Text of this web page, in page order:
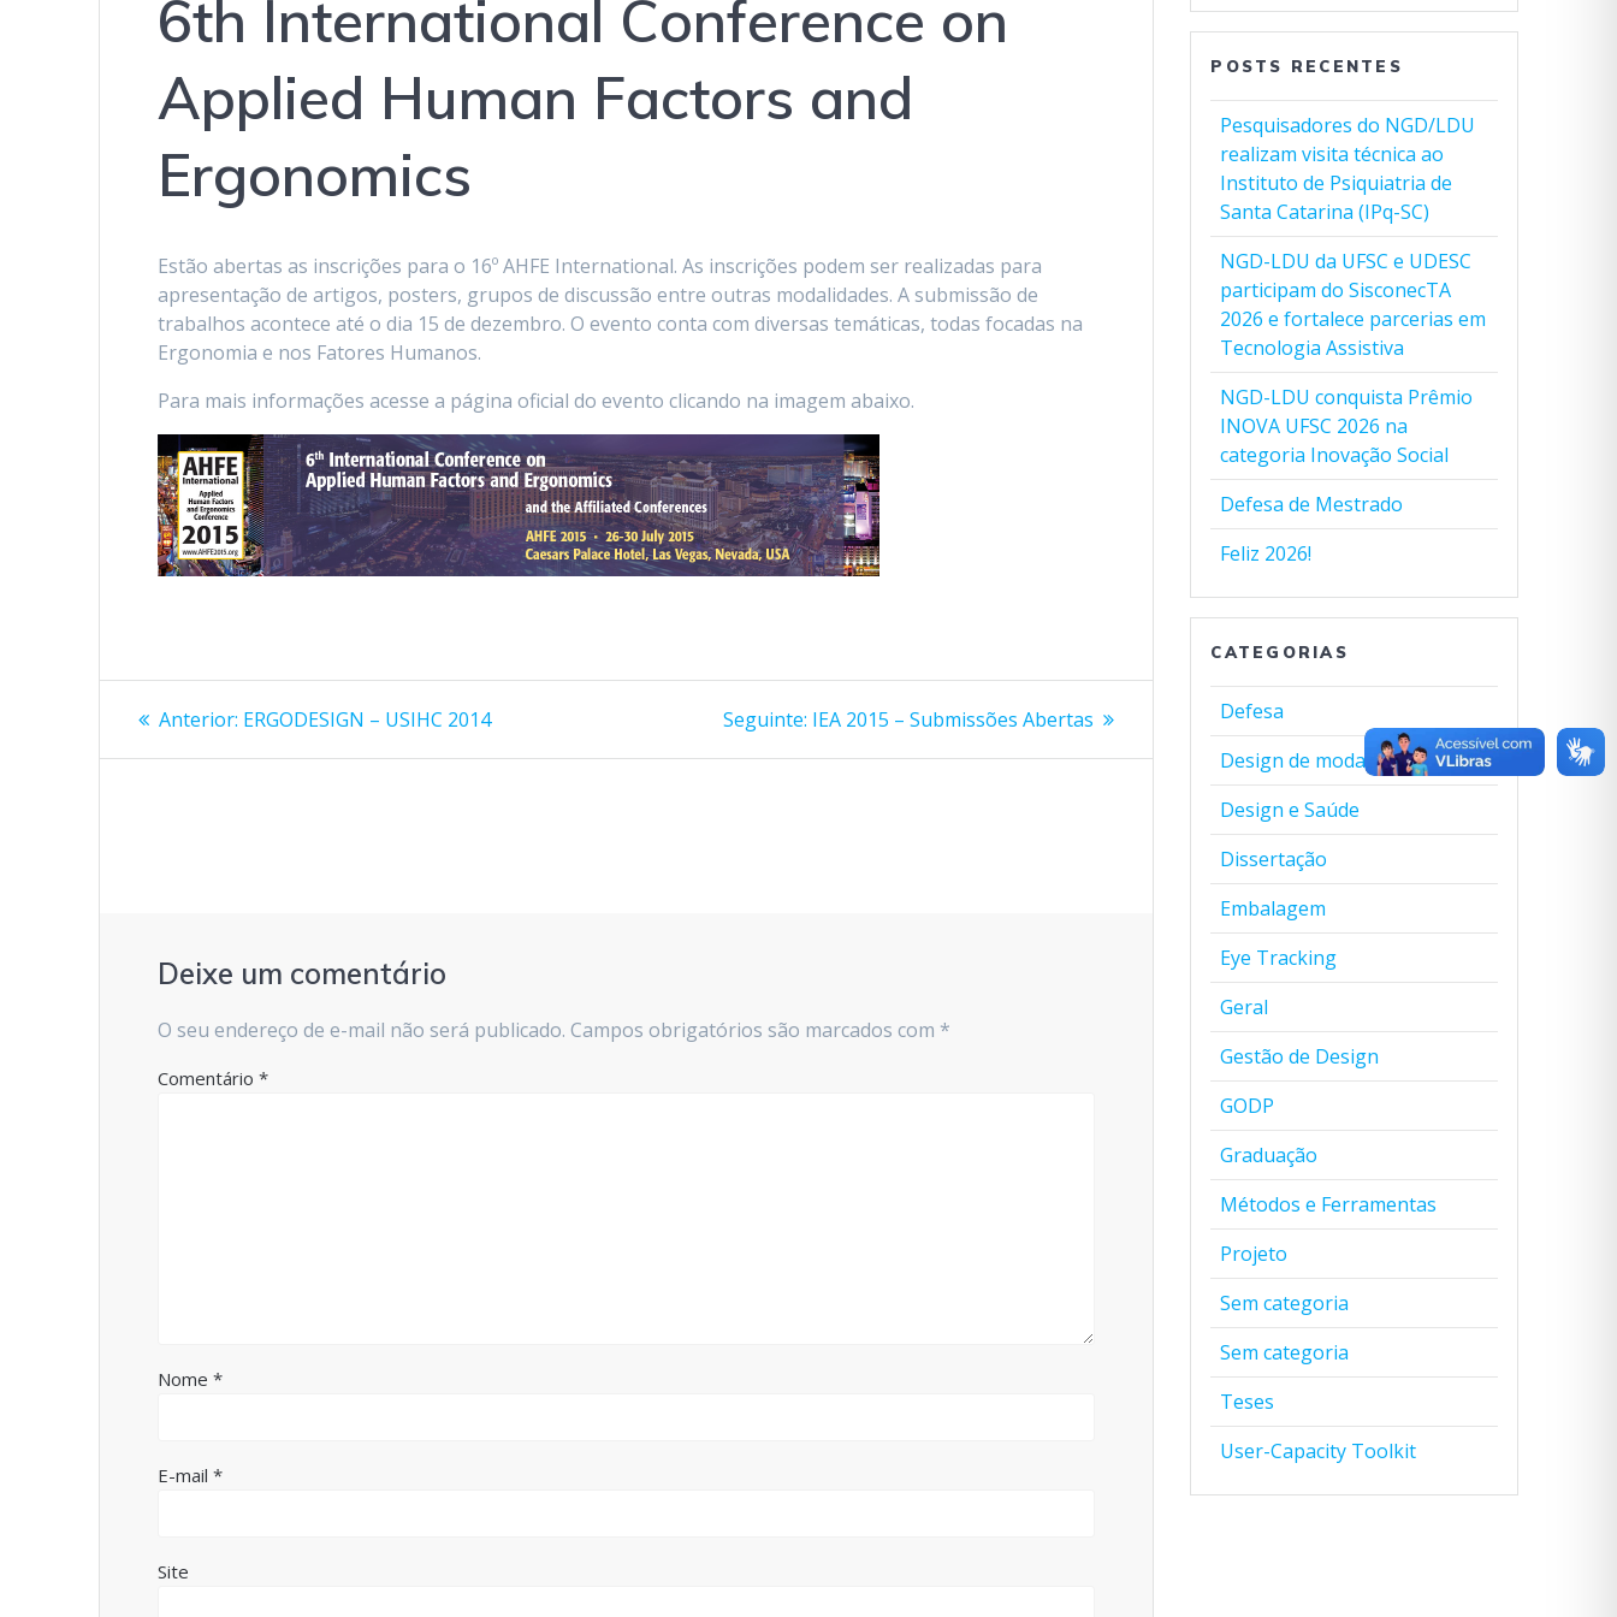
6th International Conference on
Applied Human Factors and
Ergonomics
Estão abertas as inscrições para o 16º AHFE International. As inscrições podem ser realizadas para
apresentação de artigos, posters, grupos de discussão entre outras modalidades. A submissão de
trabalhos acontece até o dia 15 de dezembro. O evento conta com diversas temáticas, todas focadas na
Ergonomia e nos Fatores Humanos.
Para mais informações acesse a página oficial do evento clicando na imagem abaixo.
Navegação
de
Anterior: Post
ERGODESIGN – USIHC 2014 Seguinte: Post
IEA 2015 – Submissões Abertas
Deixe um comentário
O seu endereço de e-mail não será publicado. Campos obrigatórios são marcados com *
Comentário*
Nome*
E-mail*
Site
POSTS RECENTES
Pesquisadores do NGD/LDU
realizam visita técnica ao
Instituto de Psiquiatria de
Santa Catarina (IPq-SC)
NGD-LDU da UFSC e UDESC
participam do SisconecTA
2026 e fortalece parcerias em
Tecnologia Assistiva
NGD-LDU conquista Prêmio
INOVA UFSC 2026 na
categoria Inovação Social
Defesa de Mestrado
Feliz 2026!
CATEGORIAS
Defesa
Design de moda
Design e Saúde
Dissertação
Embalagem
Eye Tracking
Geral
Gestão de Design
GODP
Graduação
Métodos e Ferramentas
Projeto
Sem categoria
Sem categoria
Teses
User-Capacity Toolkit